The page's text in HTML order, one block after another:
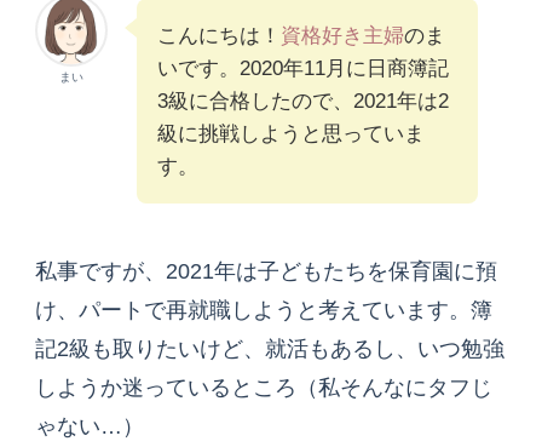
まい
こんにちは！ 資格好き主婦のま
いです。2020年11月に日商簿記
3級に合格したので、2021年は2
級に挑戦しようと思っていま
す。
私事ですが、2021年は子どもたちを保育園に預
け、パートで再就職しようと考えています。簿
記2級も取りたいけど、就活もあるし、いつ勉強
しようか迷っているところ（私そんなにタフじ
ゃない…）